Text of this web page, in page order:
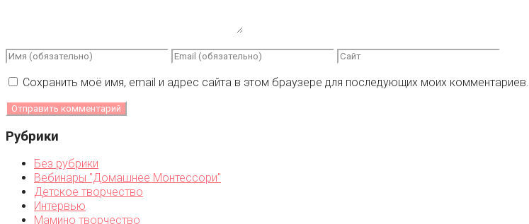
Сохранить моё имя, email и адрес сайта в этом браузере для последующих моих комментариев.
Рубрики
Без рубрики
Вебинары "Домашнее Монтессори"
Детское творчество
Интервью
Мамино творчество